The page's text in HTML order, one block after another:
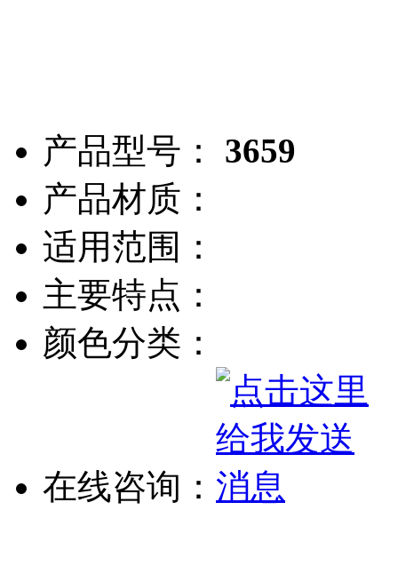
产品型号：
3659
产品材质：
适用范围：
主要特点：
颜色分类：
在线咨询：